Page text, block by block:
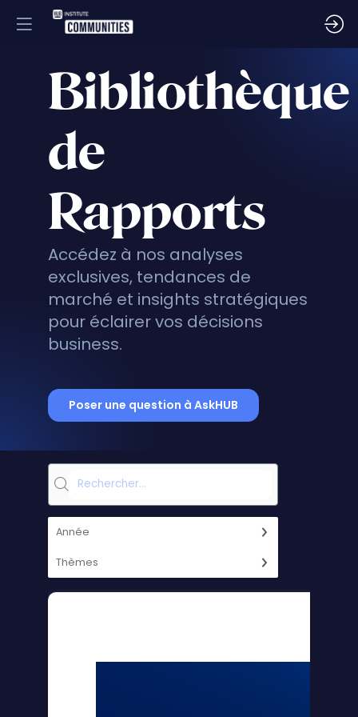
Bibliothèque
de
Rapports
Accédez à nos analyses
exclusives, tendances de
marché et insights stratégiques
pour éclairer vos décisions
business.
Poser une question à AskHUB
Année
Thèmes